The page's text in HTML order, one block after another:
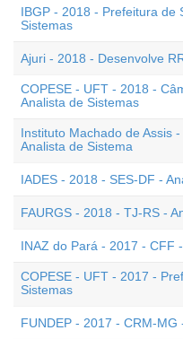
IBGP - 2018 - Prefeitura de
Sistemas
Ajuri - 2018 - Desenvolve
COPESE - UFT - 2018 -
Analista de Sistemas
Instituto Machado de Assis
Analista de Sistema
IADES - 2018 - SES-DF -
FAURGS - 2018 - TJ-RS -
INAZ do Pará - 2017 - CFF
COPESE - UFT - 2017 -
Sistemas
FUNDEP - 2017 - CRM-MG